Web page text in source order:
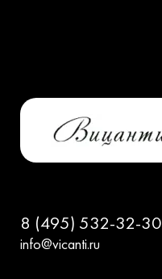
8 (495) 532-32-30
info@vicanti.ru